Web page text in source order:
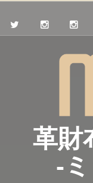
革財
-